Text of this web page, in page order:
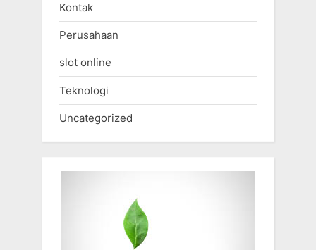
Kontak
Perusahaan
slot online
Teknologi
Uncategorized